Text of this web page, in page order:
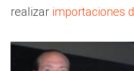
realizar importaciones